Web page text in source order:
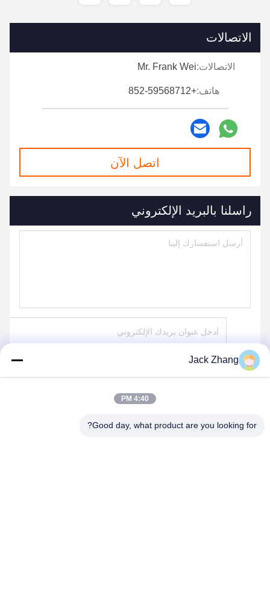
الاتصالات
الاتصالات:Mr. Frank Wei
هاتف:+852-59568712
اتصل الآن
راسلنا بالبريد الإلكتروني
Jack Zhang
4:40 PM
Good day, what product are you looking for?